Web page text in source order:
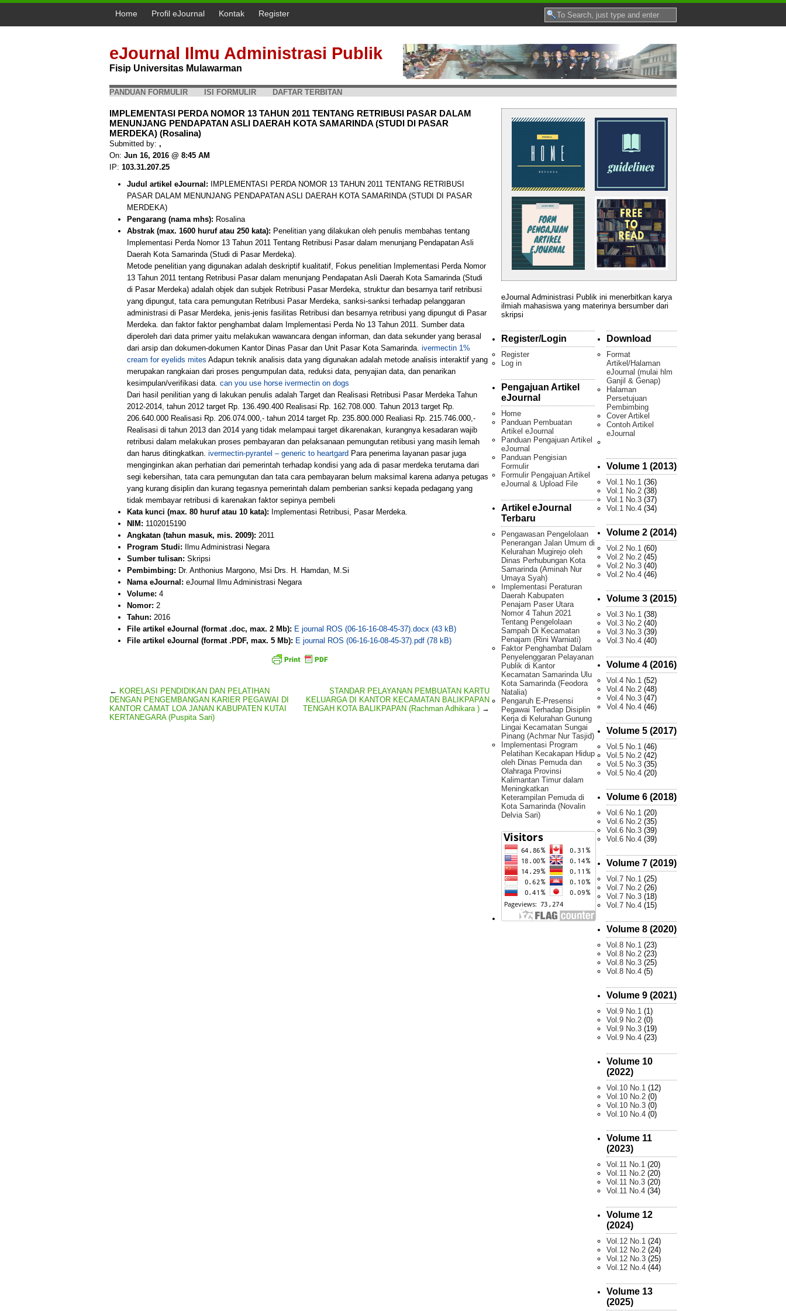
Home Profil eJournal Kontak Register
eJournal Ilmu Administrasi Publik
Fisip Universitas Mulawarman
PANDUAN FORMULIR ISI FORMULIR DAFTAR TERBITAN
IMPLEMENTASI PERDA NOMOR 13 TAHUN 2011 TENTANG RETRIBUSI PASAR DALAM
MENUNJANG PENDAPATAN ASLI DAERAH KOTA SAMARINDA (STUDI DI PASAR
MERDEKA) (Rosalina)
Submitted by: ,
On: Jun 16, 2016 @ 8:45 AM
IP: 103.31.207.25
Judul artikel eJournal: IMPLEMENTASI PERDA NOMOR 13 TAHUN 2011 TENTANG RETRIBUSI
PASAR DALAM MENUNJANG PENDAPATAN ASLI DAERAH KOTA SAMARINDA (STUDI DI PASAR
MERDEKA)
Pengarang (nama mhs): Rosalina
Abstrak (max. 1600 huruf atau 250 kata): Penelitian yang dilakukan oleh penulis membahas tentang
Implementasi Perda Nomor 13 Tahun 2011 Tentang Retribusi Pasar dalam menunjang Pendapatan Asli
Daerah Kota Samarinda (Studi di Pasar Merdeka).
Metode penelitian yang digunakan adalah deskriptif kualitatif, Fokus penelitian Implementasi Perda Nomor
13 Tahun 2011 tentang Retribusi Pasar dalam menunjang Pendapatan Asli Daerah Kota Samarinda (Studi
di Pasar Merdeka) adalah objek dan subjek Retribusi Pasar Merdeka, struktur dan besarnya tarif retribusi
yang dipungut, tata cara pemungutan Retribusi Pasar Merdeka, sanksi-sanksi terhadap pelanggaran
administrasi di Pasar Merdeka, jenis-jenis fasilitas Retribusi dan besarnya retribusi yang dipungut di Pasar
Merdeka. dan faktor faktor penghambat dalam Implementasi Perda No 13 Tahun 2011. Sumber data
diperoleh dari data primer yaitu melakukan wawancara dengan informan, dan data sekunder yang berasal
dari arsip dan dokumen-dokumen Kantor Dinas Pasar dan Unit Pasar Kota Samarinda. ivermectin 1%
cream for eyelids mites Adapun teknik analisis data yang digunakan adalah metode analisis interaktif yang
merupakan rangkaian dari proses pengumpulan data, reduksi data, penyajian data, dan penarikan
kesimpulan/verifikasi data. can you use horse ivermectin on dogs
Dari hasil penilitian yang di lakukan penulis adalah Target dan Realisasi Retribusi Pasar Merdeka Tahun
2012-2014, tahun 2012 target Rp. 136.490.400 Realisasi Rp. 162.708.000. Tahun 2013 target Rp.
206.640.000 Realisasi Rp. 206.074.000,- tahun 2014 target Rp. 235.800.000 Realiasi Rp. 215.746.000,-
Realisasi di tahun 2013 dan 2014 yang tidak melampaui target dikarenakan, kurangnya kesadaran wajib
retribusi dalam melakukan proses pembayaran dan pelaksanaan pemungutan retibusi yang masih lemah
dan harus ditingkatkan. ivermectin-pyrantel – generic to heartgard Para penerima layanan pasar juga
menginginkan akan perhatian dari pemerintah terhadap kondisi yang ada di pasar merdeka terutama dari
segi kebersihan, tata cara pemungutan dan tata cara pembayaran belum maksimal karena adanya petugas
yang kurang disiplin dan kurang tegasnya pemerintah dalam pemberian sanksi kepada pedagang yang
tidak membayar retribusi di karenakan faktor sepinya pembeli
Kata kunci (max. 80 huruf atau 10 kata): Implementasi Retribusi, Pasar Merdeka.
NIM: 1102015190
Angkatan (tahun masuk, mis. 2009): 2011
Program Studi: Ilmu Administrasi Negara
Sumber tulisan: Skripsi
Pembimbing: Dr. Anthonius Margono, Msi Drs. H. Hamdan, M.Si
Nama eJournal: eJournal Ilmu Administrasi Negara
Volume: 4
Nomor: 2
Tahun: 2016
File artikel eJournal (format .doc, max. 2 Mb): E journal ROS (06-16-16-08-45-37).docx (43 kB)
File artikel eJournal (format .PDF, max. 5 Mb): E journal ROS (06-16-16-08-45-37).pdf (78 kB)
← KORELASI PENDIDIKAN DAN PELATIHAN
DENGAN PENGEMBANGAN KARIER PEGAWAI DI
KANTOR CAMAT LOA JANAN KABUPATEN KUTAI
KERTANEGARA (Puspita Sari)
STANDAR PELAYANAN PEMBUATAN KARTU
KELUARGA DI KANTOR KECAMATAN BALIKPAPAN
TENGAH KOTA BALIKPAPAN (Rachman Adhikara ) →
eJournal Administrasi Publik ini menerbitkan karya
ilmiah mahasiswa yang materinya bersumber dari
skripsi
Register/Login
Register
Log in
Pengajuan Artikel
eJournal
Home
Panduan Pembuatan
Artikel eJournal
Panduan Pengajuan Artikel
eJournal
Panduan Pengisian
Formulir
Formulir Pengajuan Artikel
eJournal & Upload File
Artikel eJournal
Terbaru
Pengawasan Pengelolaan
Penerangan Jalan Umum di
Kelurahan Mugirejo oleh
Dinas Perhubungan Kota
Samarinda (Aminah Nur
Umaya Syah)
Implementasi Peraturan
Daerah Kabupaten
Penajam Paser Utara
Nomor 4 Tahun 2021
Tentang Pengelolaan
Sampah Di Kecamatan
Penajam (Rini Warniati)
Faktor Penghambat Dalam
Penyelenggaran Pelayanan
Publik di Kantor
Kecamatan Samarinda Ulu
Kota Samarinda (Feodora
Natalia)
Pengaruh E-Presensi
Pegawai Terhadap Disiplin
Kerja di Kelurahan Gunung
Lingai Kecamatan Sungai
Pinang (Achmar Nur Tasjid)
Implementasi Program
Pelatihan Kecakapan Hidup
oleh Dinas Pemuda dan
Olahraga Provinsi
Kalimantan Timur dalam
Meningkatkan
Keterampilan Pemuda di
Kota Samarinda (Novalin
Delvia Sari)
Download
Format
Artikel/Halaman
eJournal (mulai hlm
Ganjil & Genap)
Halaman
Persetujuan
Pembimbing
Cover Artikel
Contoh Artikel
eJournal
Volume 1 (2013)
Vol.1 No.1 (36)
Vol.1 No.2 (38)
Vol.1 No.3 (37)
Vol.1 No.4 (34)
Volume 2 (2014)
Vol.2 No.1 (60)
Vol.2 No.2 (45)
Vol.2 No.3 (40)
Vol.2 No.4 (46)
Volume 3 (2015)
Vol.3 No.1 (38)
Vol.3 No.2 (40)
Vol.3 No.3 (39)
Vol.3 No.4 (40)
Volume 4 (2016)
Vol.4 No.1 (52)
Vol.4 No.2 (48)
Vol.4 No.3 (47)
Vol.4 No.4 (46)
Volume 5 (2017)
Vol.5 No.1 (46)
Vol.5 No.2 (42)
Vol.5 No.3 (35)
Vol.5 No.4 (20)
Volume 6 (2018)
Vol.6 No.1 (20)
Vol.6 No.2 (35)
Vol.6 No.3 (39)
Vol.6 No.4 (39)
Volume 7 (2019)
Vol.7 No.1 (25)
Vol.7 No.2 (26)
Vol.7 No.3 (18)
Vol.7 No.4 (15)
Volume 8 (2020)
Vol.8 No.1 (23)
Vol.8 No.2 (23)
Vol.8 No.3 (25)
Vol.8 No.4 (5)
Volume 9 (2021)
Vol.9 No.1 (1)
Vol.9 No.2 (0)
Vol.9 No.3 (19)
Vol.9 No.4 (23)
Volume 10
(2022)
Vol.10 No.1 (12)
Vol.10 No.2 (0)
Vol.10 No.3 (0)
Vol.10 No.4 (0)
Volume 11
(2023)
Vol.11 No.1 (20)
Vol.11 No.2 (20)
Vol.11 No.3 (20)
Vol.11 No.4 (34)
Volume 12
(2024)
Vol.12 No.1 (24)
Vol.12 No.2 (24)
Vol.12 No.3 (25)
Vol.12 No.4 (44)
Volume 13
(2025)